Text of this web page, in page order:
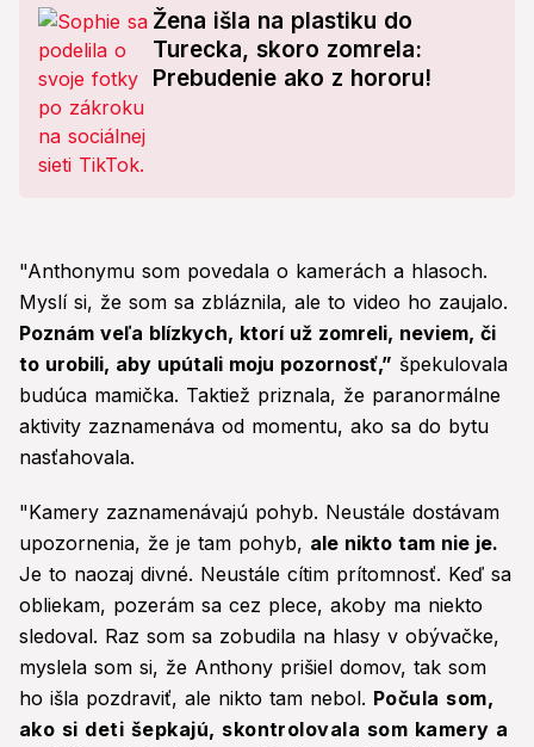
Žena išla na plastiku do
Turecka, skoro zomrela:
Prebudenie ako z hororu!
"Anthonymu som povedala o kamerách a hlasoch.
Myslí si, že som sa zbláznila, ale to video ho zaujalo.
Poznám veľa blízkych, ktorí už zomreli, neviem, či
to urobili, aby upútali moju pozornosť,” špekulovala
budúca mamička. Taktiež priznala, že paranormálne
aktivity zaznamenáva od momentu, ako sa do bytu
nasťahovala.
"Kamery zaznamenávajú pohyb. Neustále dostávam
upozornenia, že je tam pohyb, ale nikto tam nie je.
Je to naozaj divné. Neustále cítim prítomnosť. Keď sa
obliekam, pozerám sa cez plece, akoby ma niekto
sledoval. Raz som sa zobudila na hlasy v obývačke,
myslela som si, že Anthony prišiel domov, tak som
ho išla pozdraviť, ale nikto tam nebol. Počula som,
ako si deti šepkajú, skontrolovala som kamery a